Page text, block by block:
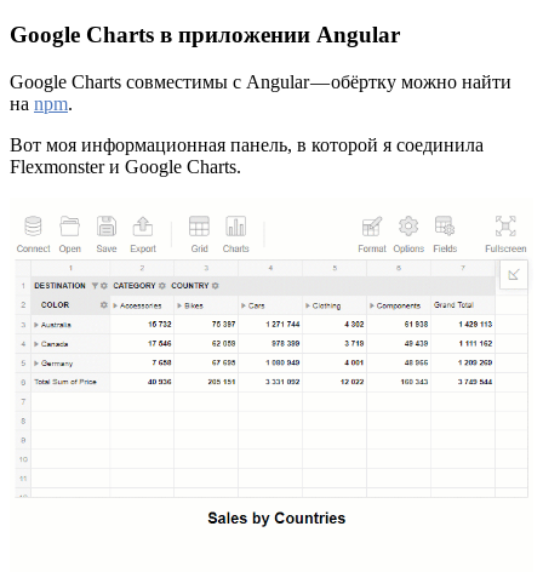
Google Charts в приложении Angular
Google Charts совместимы с Angular — обёртку можно найти
на npm.
Вот моя информационная панель, в которой я соединила
Flexmonster и Google Charts.